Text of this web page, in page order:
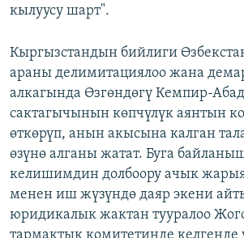
кылуусу шарт".
Кыргызстандын бийлиги
араны делимитациялоо жана
алкагында Өзгөндөгү Кемпир-
сактагычынын көпчүлүк аянтын
өткөрүп, анын акысына калган
өзүнө алганы жатат. Буга
келишимдин долбоору ачык
менен иш жүзүндө даяр экени
юридикалык жактан тууралоо